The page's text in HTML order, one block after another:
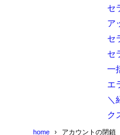
セ
ア
セ
セ
一
エ
＼
ク
home アカウントの閉鎖